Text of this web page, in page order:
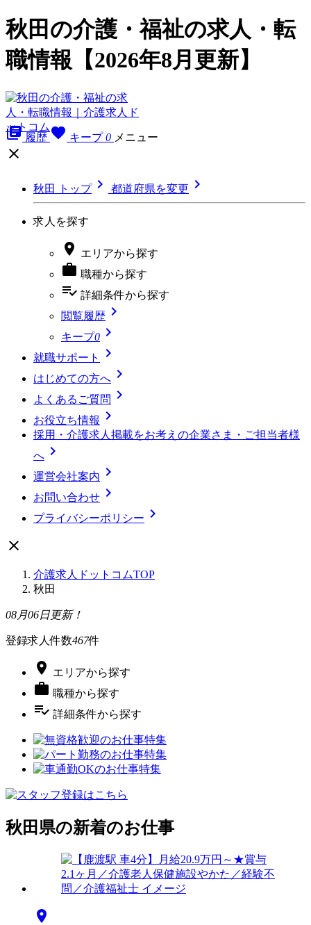
秋田の介護・福祉の求人・転
職情報【2026年8月更新】
library_books 履歴 favorite キープ 0 メニュー

秋田 トップ 都道府県を変更 
求人を探す
 エリアから探す
 職種から探す
playlist_add_check 詳細条件から探す
閲覧履歴 
キープ0 
就職サポート 
はじめての方へ 
よくあるご質問 
お役立ち情報 
採用・介護求人掲載をお考えの企業さま・ご担当者様
へ 
運営会社案内 
お問い合わせ 
プライバシーポリシー 

介護求人ドットコムTOP
秋田
08月06日更新！
登録求人件数467件
 エリアから探す
 職種から探す
playlist_add_check 詳細条件から探す
秋田県の新着のお仕事
